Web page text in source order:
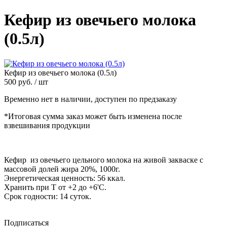
Кефир из овечьего молока
(0.5л)
Кефир из овечьего молока (0.5л)
500 руб. / шт
Временно нет в наличии, доступен по предзаказу
*Итоговая сумма заказ может быть изменена после
взвешивания продукции
Кефир из овечьего цельного молока на живой закваске с
массовой долей жира 20%, 1000г.
Энергетическая ценность: 56 ккал.
Хранить при Т от +2 до +6'С.
Срок годности: 14 суток.
Подписаться